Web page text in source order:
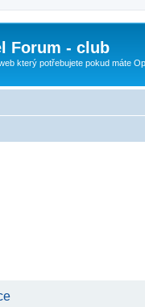
Forum - club
který potřebujete pokud máte